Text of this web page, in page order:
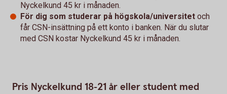
Nyckelkund 45 kr i månaden.
För dig som studerar på högskola/universitet och
får CSN-insättning på ett konto i banken. När du slutar
med CSN kostar Nyckelkund 45 kr i månaden.
Pris Nyckelkund 18-21 år eller student med